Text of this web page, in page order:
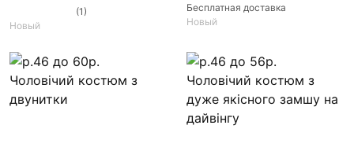
(1)
Новый
Бесплатная доставка
Новый